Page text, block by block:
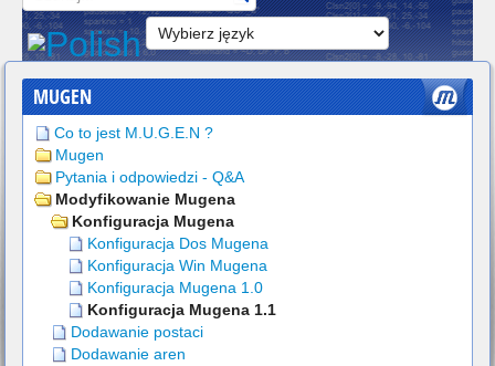
MUGEN
Co to jest M.U.G.E.N ?
Mugen
Pytania i odpowiedzi - Q&A
Modyfikowanie Mugena
Konfiguracja Mugena
Konfiguracja Dos Mugena
Konfiguracja Win Mugena
Konfiguracja Mugena 1.0
Konfiguracja Mugena 1.1
Dodawanie postaci
Dodawanie aren